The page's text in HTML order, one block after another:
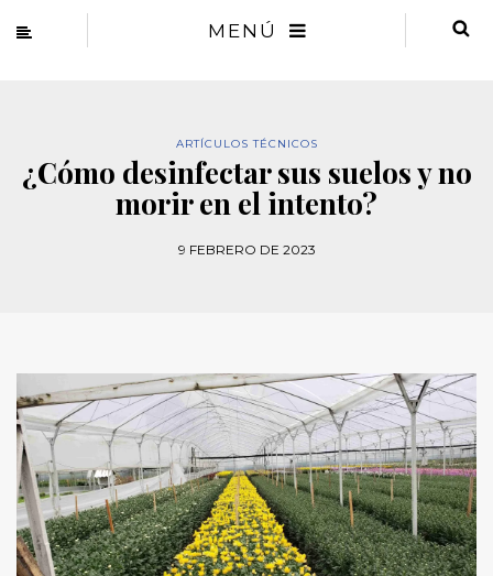
MENÚ
ARTÍCULOS TÉCNICOS
¿Cómo desinfectar sus suelos y no
morir en el intento?
9 FEBRERO DE 2023